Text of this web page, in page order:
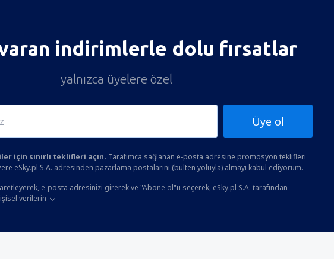
indirimlerle dolu fırsatlar
yalnızca üyelere özel
Üye ol
için sınırlı teklifleri açın. Tarafımca sağlanan e-posta adresine promosyon teklifleri
eSky.pl S.A. adresinden pazarlama postalarını (bülten yoluyla) almayı kabul ediyorum.
e-posta adresinizi girerek ve "Abone ol"u seçerek, eSky.pl S.A. tarafından
verilerin